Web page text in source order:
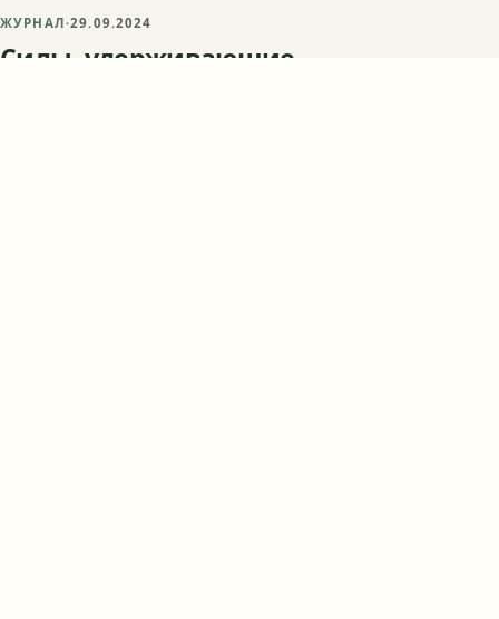
ЖУРНАЛ·29.09.2024
Силы, удерживающие